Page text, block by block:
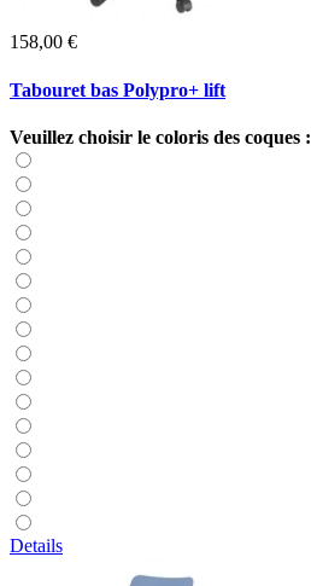
158,00 €
Tabouret bas Polypro+ lift
Veuillez choisir le coloris des coques :
Details